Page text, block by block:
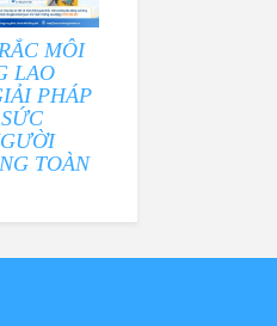
MÔI
LAO
PHÁP
TOÀN